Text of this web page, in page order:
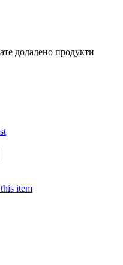
додадено продукти
item